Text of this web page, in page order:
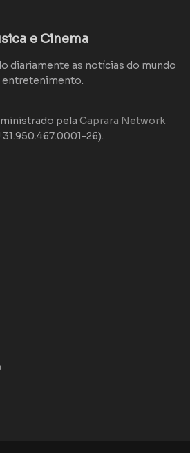
e Cinema
diariamente as notícias do mundo
entretenimento.
pela Caprara Network
26).